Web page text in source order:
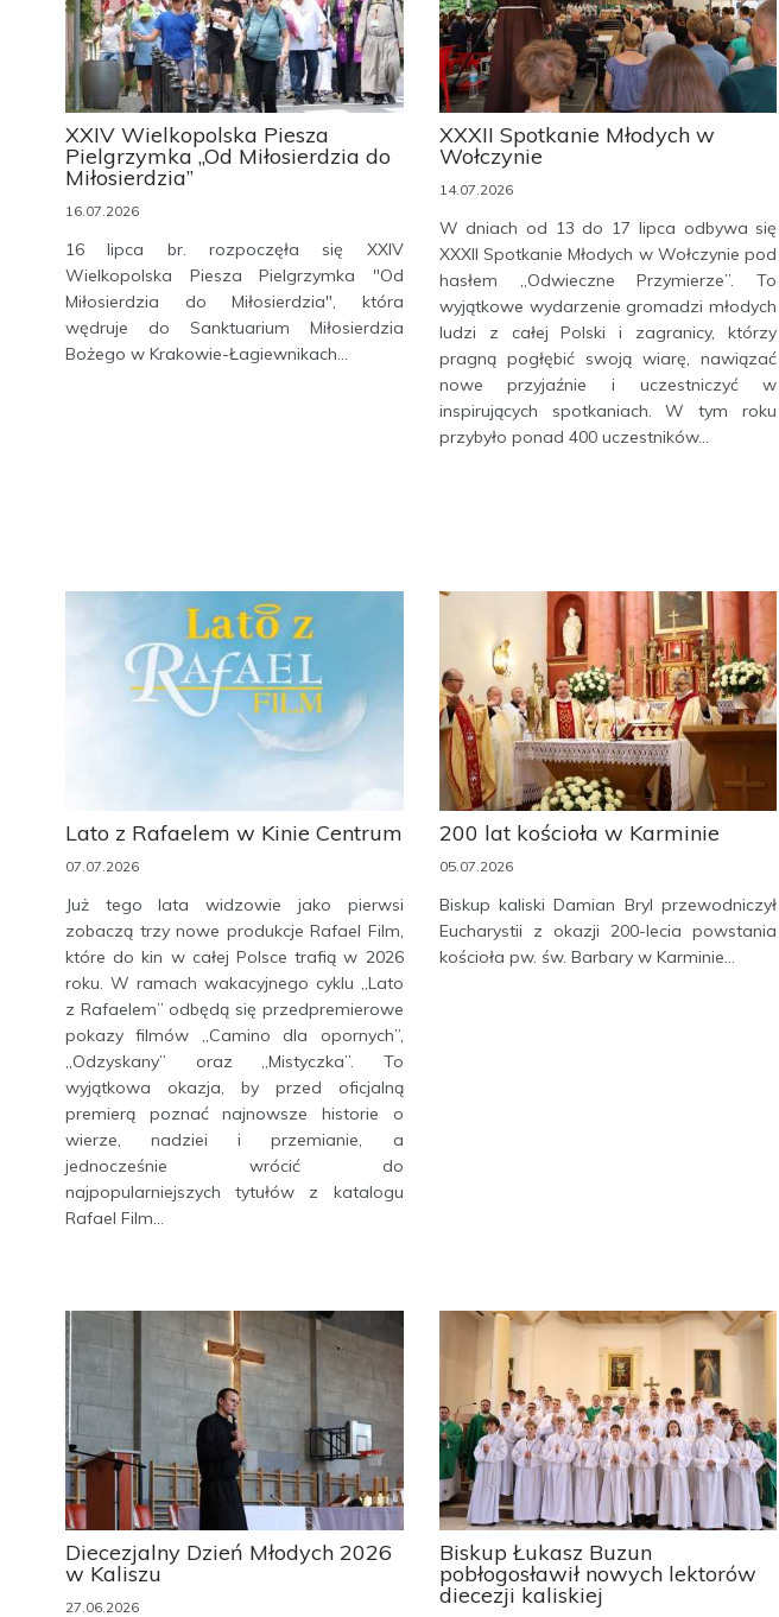
XXIV Wielkopolska Piesza
Pielgrzymka „Od Miłosierdzia do
Miłosierdzia”
16.07.2026
16 lipca br. rozpoczęła się XXIV
Wielkopolska Piesza Pielgrzymka "Od
Miłosierdzia do Miłosierdzia", która
wędruje do Sanktuarium Miłosierdzia
Bożego w Krakowie-Łagiewnikach...
XXXII Spotkanie Młodych w
Wołczynie
14.07.2026
W dniach od 13 do 17 lipca odbywa się
XXXII Spotkanie Młodych w Wołczynie pod
hasłem „Odwieczne Przymierze”. To
wyjątkowe wydarzenie gromadzi młodych
ludzi z całej Polski i zagranicy, którzy
pragną pogłębić swoją wiarę, nawiązać
nowe przyjaźnie i uczestniczyć w
inspirujących spotkaniach. W tym roku
przybyło ponad 400 uczestników...
Lato z Rafaelem w Kinie Centrum
07.07.2026
Już tego lata widzowie jako pierwsi
zobaczą trzy nowe produkcje Rafael Film,
które do kin w całej Polsce trafią w 2026
roku. W ramach wakacyjnego cyklu „Lato
z Rafaelem” odbędą się przedpremierowe
pokazy filmów „Camino dla opornych”,
„Odzyskany” oraz „Mistyczka”. To
wyjątkowa okazja, by przed oficjalną
premierą poznać najnowsze historie o
wierze, nadziei i przemianie, a
jednocześnie wrócić do
najpopularniejszych tytułów z katalogu
Rafael Film...
200 lat kościoła w Karminie
05.07.2026
Biskup kaliski Damian Bryl przewodniczył
Eucharystii z okazji 200-lecia powstania
kościoła pw. św. Barbary w Karminie...
Diecezjalny Dzień Młodych 2026
w Kaliszu
27.06.2026
Biskup Łukasz Buzun
pobłogosławił nowych lektorów
diecezji kaliskiej